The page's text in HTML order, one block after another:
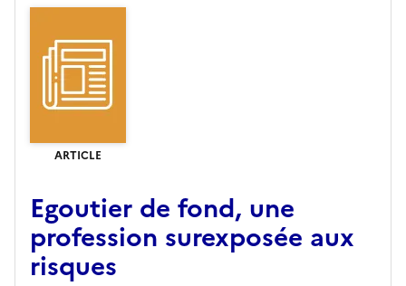
ARTICLE
Egoutier de fond, une
profession surexposée aux
risques